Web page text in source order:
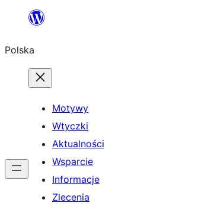
Przejdź
treści
Polska
Motywy
Wtyczki
Aktualności
Wsparcie
Informacje
Zlecenia